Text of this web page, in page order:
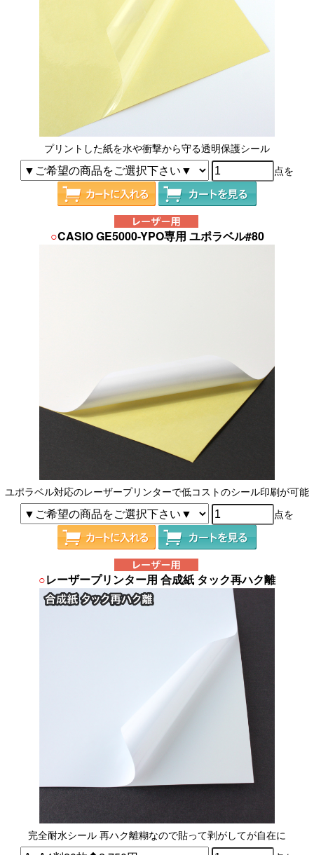
プリントした紙を水や衝撃から守る透明保護シール
点を
○CASIO GE5000-YPO専用 ユポラベル#80
ユポラベル対応のレーザープリンターで低コストのシール印刷が可能
点を
○レーザープリンター用 合成紙 タック再ハク離
完全耐水シール 再ハク離糊なので貼って剥がしてが自在に